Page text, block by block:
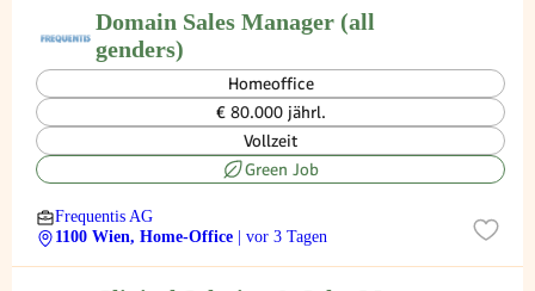
Domain Sales Manager (all
genders)
Homeoffice
€ 80.000 jährl.
Vollzeit
Green Job
Frequentis AG
1100 Wien, Home-Office
| vor 3 Tagen